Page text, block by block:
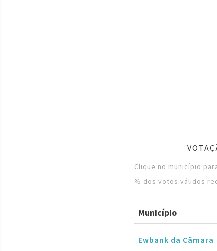
Clique no município
% dos votos válidos
Município
Ewbank da Câmara